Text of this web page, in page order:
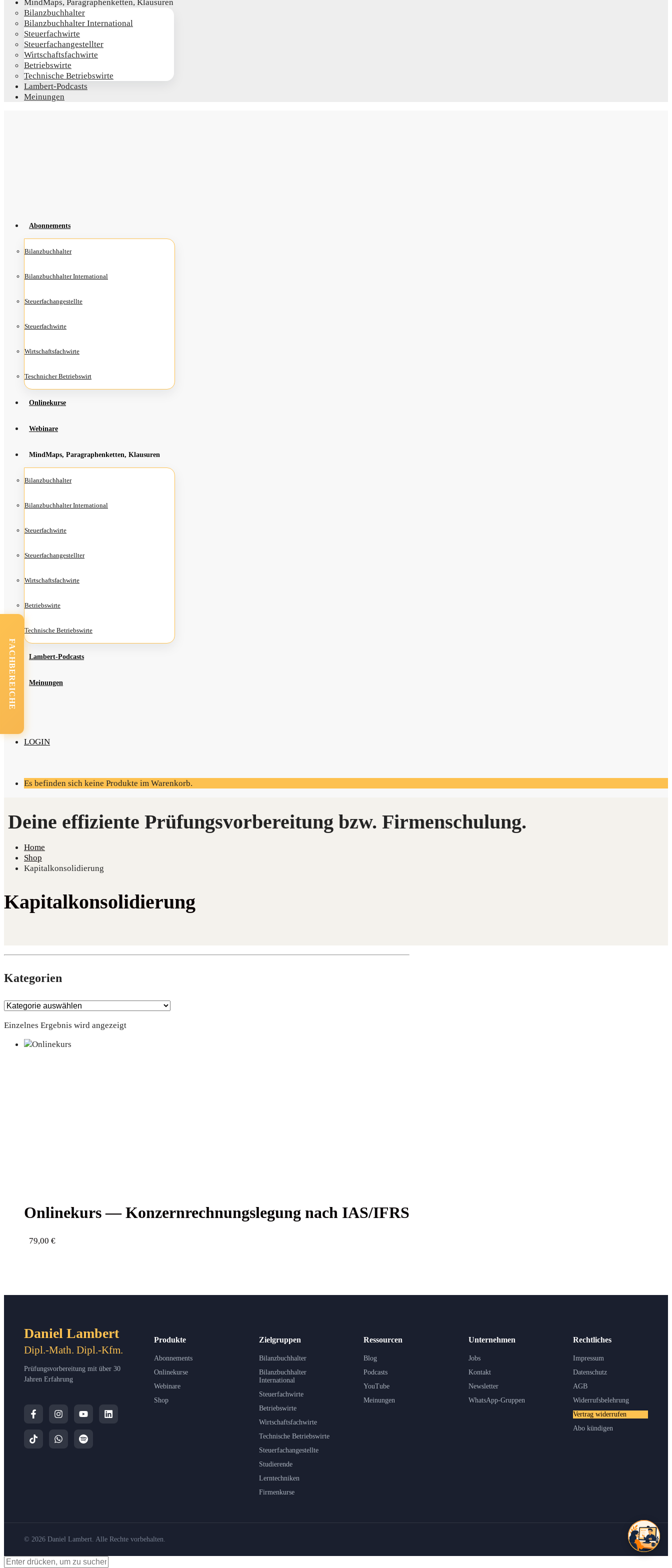
Mind­Maps, Para­gra­phen­ket­ten, Klausuren
Bilanz­buch­hal­ter
Bilanz­buch­hal­ter International
Steu­er­fach­wir­te
Steu­er­fach­an­ge­stell­ter
Wirt­schafts­fach­wir­te
Betriebs­wir­te
Tech­ni­sche Betriebswirte
Lam­­bert-Pod­­casts
Mei­nun­gen
Abon­ne­ments
Bilanz­buch­hal­ter
Bilanz­buch­hal­ter International
Steu­er­fach­an­ge­stell­te
Steu­er­fach­wir­te
Wirt­schafts­fach­wir­te
Teschni­cher Betriebswirt
Online­kur­se
Web­i­na­re
Mind­Maps, Para­gra­phen­ket­ten, Klausuren
Bilanz­buch­hal­ter
Bilanz­buch­hal­ter International
Steu­er­fach­wir­te
Steu­er­fach­an­ge­stell­ter
Wirt­schafts­fach­wir­te
Betriebs­wir­te
Tech­ni­sche Betriebswirte
Lam­­bert-Pod­­casts
Mei­nun­gen
LOGIN
Es befinden sich keine Produkte im Warenkorb.
Home
Shop
Kapitalkonsolidierung
Kapitalkonsolidierung
Kate­go­rien
Einzelnes Ergebnis wird angezeigt
Online­kurs — Kon­zern­rech­nungs­le­gung nach IAS/IFRS
79,00 €
Daniel Lambert
Dipl.-Math. Dipl.-Kfm.
Prüfungsvorbereitung mit über 30
Jahren Erfahrung
Produkte
Abonnements
Onlinekurse
Webinare
Shop
Zielgruppen
Bilanzbuchhalter
Bilanzbuchhalter
International
Steuerfachwirte
Betriebswirte
Wirtschaftsfachwirte
Technische Betriebswirte
Steuerfachangestellte
Studierende
Lerntechniken
Firmenkurse
Ressourcen
Blog
Podcasts
YouTube
Meinungen
Unternehmen
Jobs
Kontakt
Newsletter
WhatsApp-Gruppen
Rechtliches
Impressum
Datenschutz
AGB
Widerrufsbelehrung
Vertrag widerrufen
Abo kündigen
© 2026 Daniel Lambert. Alle Rechte vorbehalten.
FACHBEREICHE